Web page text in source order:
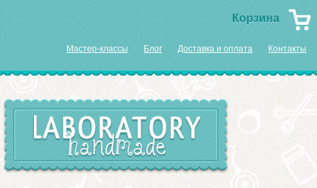
Корзина
Мастер-классы Блог Доставка и оплата Контакты